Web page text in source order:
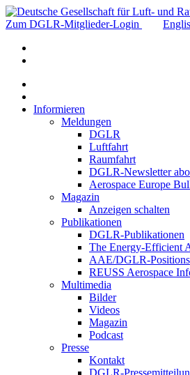
Zum DGLR-Mitglieder-Login
Informieren
Meldungen
DGLR
Luftfahrt
Raumfahrt
DGLR-Newsletter
Aerospace Europe
Magazin
Anzeigen schalten
Publikationen
DGLR-Publikationen
The Energy-Efficient
AAE/DGLR-
REUSS Aerospace
Multimedia
Bilder
Videos
Magazin
Podcast
Presse
Kontakt
DGLR-